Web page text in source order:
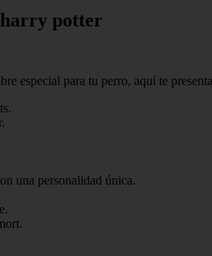
harry potter
especial para tu perro, aquí te
una personalidad única.